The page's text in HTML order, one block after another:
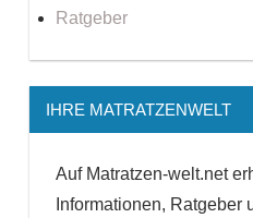
Ratgeber
IHRE MATRATZENWELT
Auf Matratzen-welt.net
Informationen, Ratgeber